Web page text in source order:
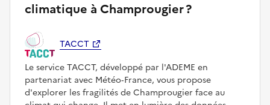
climatique à Champrougier ?
TACCT
Le service TACCT, développé par l'ADEME en
partenariat avec Météo‑France, vous propose
d'explorer les fragilités de Champrougier face au